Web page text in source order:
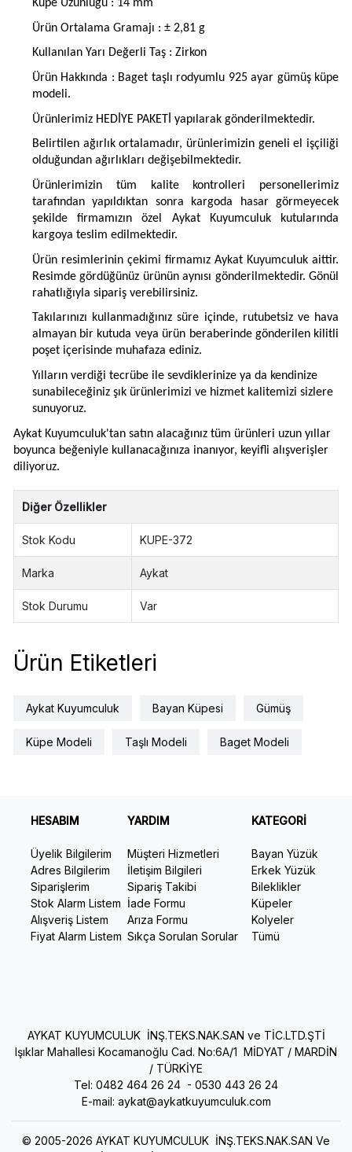
Küpe Uzunluğu : 14 mm
Ürün Ortalama Gramajı : ± 2,81 g
Kullanılan Yarı Değerli Taş : Zirkon
Ürün Hakkında : Baget taşlı rodyumlu 925 ayar gümüş küpe
modeli.
Ürünlerimiz HEDİYE PAKETİ yapılarak gönderilmektedir.
Belirtilen ağırlık ortalamadır, ürünlerimizin geneli el işçiliği
olduğundan ağırlıkları değişebilmektedir.
Ürünlerimizin tüm kalite kontrolleri personellerimiz
tarafından yapıldıktan sonra kargoda hasar görmeyecek
şekilde firmamızın özel Aykat Kuyumculuk kutularında
kargoya teslim edilmektedir.
Ürün resimlerinin çekimi firmamız Aykat Kuyumculuk aittir.
Resimde gördüğünüz ürünün aynısı gönderilmektedir. Gönül
rahatlığıyla sipariş verebilirsiniz.
Takılarınızı kullanmadığınız süre içinde, rutubetsiz ve hava
almayan bir kutuda veya ürün beraberinde gönderilen kilitli
poşet içerisinde muhafaza ediniz.
Yılların verdiği tecrübe ile sevdiklerinize ya da kendinize
sunabileceğiniz şık ürünlerimizi ve hizmet kalitemizi sizlere
sunuyoruz.
Aykat Kuyumculuk'tan satın alacağınız tüm ürünleri uzun yıllar
boyunca beğeniyle kullanacağınıza inanıyor, keyifli alışverişler
diliyoruz.
Diğer Özellikler
Stok Kodu KUPE-372
Marka Aykat
Stok Durumu Var
Ürün Etiketleri
Aykat Kuyumculuk Bayan Küpesi Gümüş
Küpe Modeli Taşlı Modeli Baget Modeli
HESABIM
Üyelik Bilgilerim
Adres Bilgilerim
Siparişlerim
Stok Alarm Listem
Alışveriş Listem
Fiyat Alarm Listem
YARDIM
Müşteri Hizmetleri
İletişim Bilgileri
Sipariş Takibi
İade Formu
Arıza Formu
Sıkça Sorulan Sorular
KATEGORİ
Bayan Yüzük
Erkek Yüzük
Bileklikler
Küpeler
Kolyeler
Tümü
AYKAT KUYUMCULUK İNŞ.TEKS.NAK.SAN ve TİC.LTD.ŞTİ
Işıklar Mahallesi Kocamanoğlu Cad. No:6A/1 MİDYAT / MARDİN
/ TÜRKİYE
Tel: 0482 464 26 24 - 0530 443 26 24
E-mail: aykat@aykatkuyumculuk.com
© 2005-2026 AYKAT KUYUMCULUK İNŞ.TEKS.NAK.SAN Ve